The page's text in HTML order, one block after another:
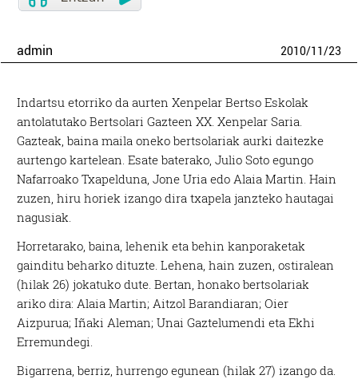
admin 2010/11/23
Indartsu etorriko da aurten Xenpelar Bertso Eskolak
antolatutako Bertsolari Gazteen XX. Xenpelar Saria.
Gazteak, baina maila oneko bertsolariak aurki daitezke
aurtengo kartelean. Esate baterako, Julio Soto egungo
Nafarroako Txapelduna, Jone Uria edo Alaia Martin. Hain
zuzen, hiru horiek izango dira txapela janzteko hautagai
nagusiak.
Horretarako, baina, lehenik eta behin kanporaketak
gainditu beharko dituzte. Lehena, hain zuzen, ostiralean
(hilak 26) jokatuko dute. Bertan, honako bertsolariak
ariko dira: Alaia Martin; Aitzol Barandiaran; Oier
Aizpurua; Iñaki Aleman; Unai Gaztelumendi eta Ekhi
Erremundegi.
Bigarrena, berriz, hurrengo egunean (hilak 27) izango da.